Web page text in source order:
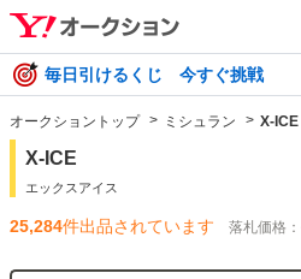
毎日引けるくじ 今すぐ挑戦
オークショントップ ミシュラン X-ICE
X-ICE
エックスアイス
25,284件出品されています 落札価格